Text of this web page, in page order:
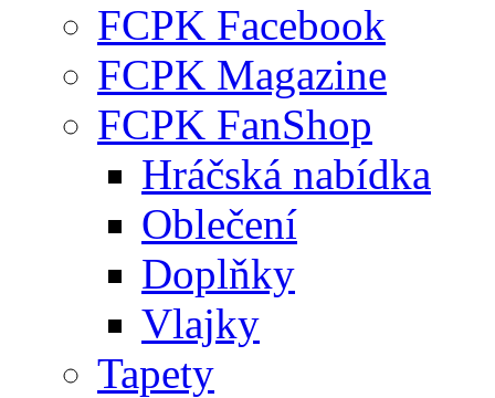
FCPK Facebook
FCPK Magazine
FCPK FanShop
Hráčská nabídka
Oblečení
Doplňky
Vlajky
Tapety